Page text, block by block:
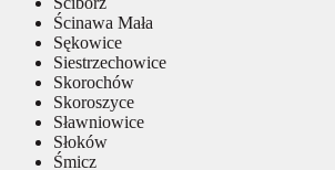
Ścinawa Mała
Sękowice
Siestrzechowice
Skorochów
Skoroszyce
Sławniowice
Słoków
Śmicz